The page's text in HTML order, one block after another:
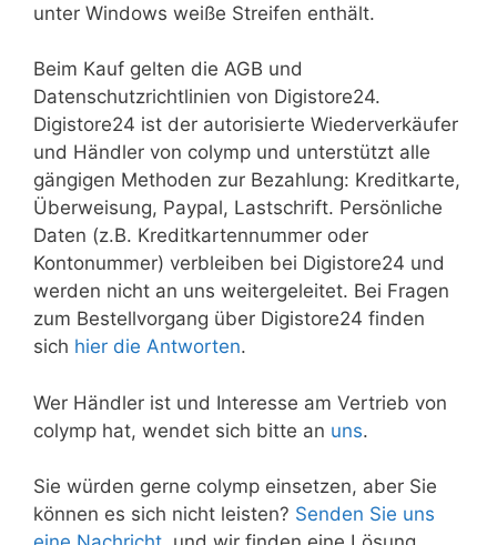
unter Windows weiße Streifen enthält.
Beim Kauf gelten die AGB und
Datenschutzrichtlinien von Digistore24.
Digistore24 ist der autorisierte Wiederverkäufer
und Händler von colymp und unterstützt alle
gängigen Methoden zur Bezahlung: Kreditkarte,
Überweisung, Paypal, Lastschrift. Persönliche
Daten (z.B. Kreditkartennummer oder
Kontonummer) verbleiben bei Digistore24 und
werden nicht an uns weitergeleitet. Bei Fragen
zum Bestellvorgang über Digistore24 finden
sich hier die Antworten.
Wer Händler ist und Interesse am Vertrieb von
colymp hat, wendet sich bitte an uns.
Sie würden gerne colymp einsetzen, aber Sie
können es sich nicht leisten? Senden Sie uns